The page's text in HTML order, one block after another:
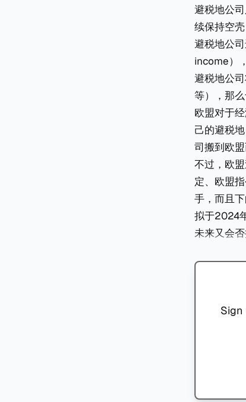
避税地公
续保持空壳
避税地公
income）
避税地公
等），那
欧盟对于
己的避税
司搬到欧
不过，欧
定、欧盟
手，而且
拟于2024
未来又会
Sign